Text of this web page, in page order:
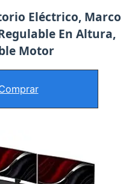
Eléctrico, Marco
En Altura,
Motor